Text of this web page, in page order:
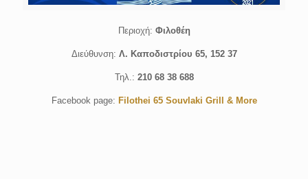
Περιοχή: Φιλοθέη
Διεύθυνση: Λ. Καποδιστρίου 65, 152 37
Τηλ.: 210 68 38 688
Facebook page: Filothei 65 Souvlaki Grill & More